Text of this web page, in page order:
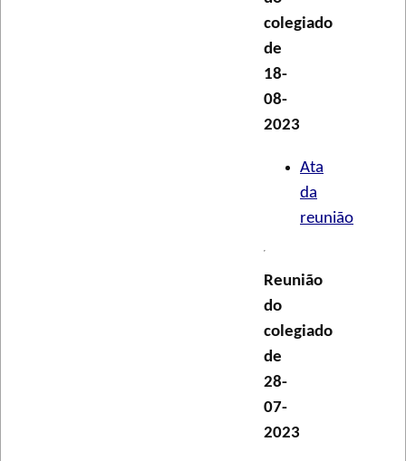
colegiado
de
18-
08-
2023
Ata
da
reunião
Reunião
do
colegiado
de
28-
07-
2023